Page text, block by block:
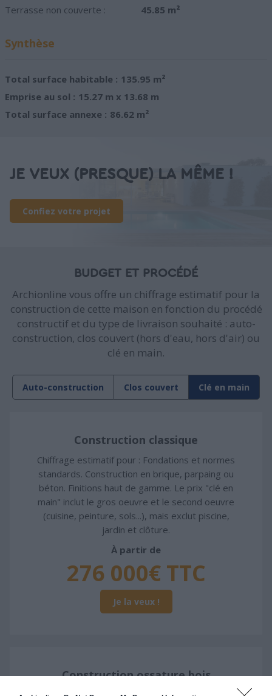
Terrasse non couverte :
45.85 m²
Synthèse
Total surface habitable : 135.95 m²
Emprise au sol : 15.27 m x 13.68 m
Total surface annexe : 86.62 m²
JE VEUX (PRESQUE) LA MÊME !
Confiez votre projet
BUDGET ET PROCÉDÉ
Archionline vous offre un chiffrage estimatif pour la
construction de cette maison en fonction du procédé
constructif et du type de livraison souhaité : auto-
construction, clos couvert (hors d'eau, hors d'air) ou
clé en main.
Auto-construction Clos couvert Clé en main
Construction classique
Chiffrage estimatif pour : Fondations et normes
standards. Construction en brique, parpaing ou
béton. Finitions haut de gamme. Le prix "clé en
main" inclut le gros oeuvre et le second oeuvre
(cuisine, peinture, sols...), mais exclut piscine,
jardin et clôture.
À partir de
276 000€ TTC
Je la veux !
Construction ossature bois